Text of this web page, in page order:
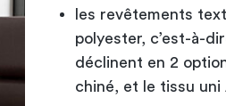
les revêtements
polyester, c’est-à-
déclinent en 2
chiné, et le tissu uni